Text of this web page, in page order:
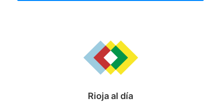
Rioja al día